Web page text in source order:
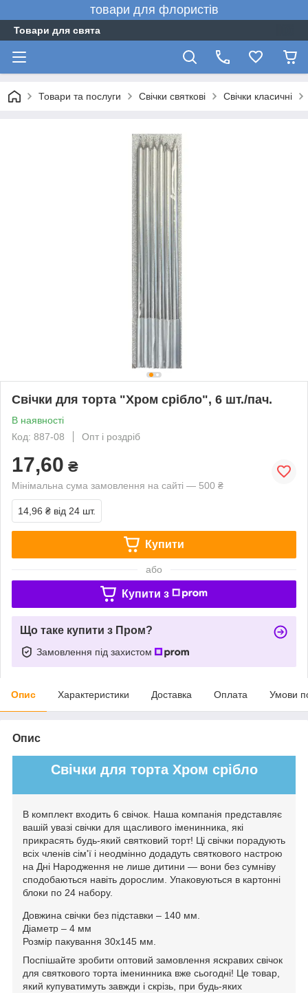
товари для флористів
Товари для свята
Товари та послуги Свічки святкові Свічки класичні
Свічки для торта "Хром срібло", 6 шт./пач.
В наявності
Код: 887-08
Опт і роздріб
17,60 ₴
Мінімальна сума замовлення на сайті — 500 ₴
14,96 ₴ від 24 шт.
Купити
або
Купити з
Що таке купити з Пром?
Замовлення під захистом
Опис Характеристики Доставка Оплата Умови
Опис
Свічки для торта Хром срібло
В комплект входить 6 свічок. Наша компанія представляє
вашій увазі свічки для щасливого іменинника, які
прикрасять будь-який святковий торт! Ці свічки порадують
всіх членів сім'ї і неодмінно додадуть святкового настрою
на Дні Народження не лише дитини — вони без сумніву
сподобаються навіть дорослим. Упаковуються в картонні
блоки по 24 набору.
Довжина свічки без підставки – 140 мм.
Діаметр – 4 мм
Розмір пакування 30х145 мм.
Поспішайте зробити оптовий замовлення яскравих свічок
для святкового торта іменинника вже сьогодні! Це товар,
який купуватимуть завжди і скрізь, при будь-яких